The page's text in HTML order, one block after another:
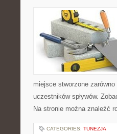
miejsce stworzone
uczestników spływów.
Na stronie można znaleźć
CATEGORIES: TUNEZJA